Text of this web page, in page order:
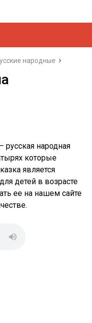
народные
русская народная
которые
является
детей в возрасте
ее на нашем сайте